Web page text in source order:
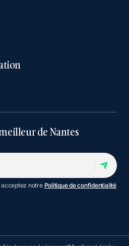
de Nantes
acceptez notre Politique de confidentialité